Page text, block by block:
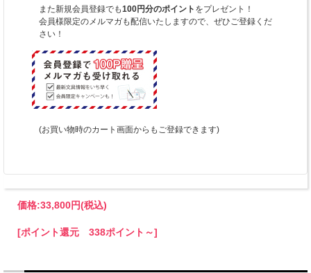
また新規会員登録でも100円分のポイント をプレゼント！
会員様限定のメルマガも配信いたしますので、ぜひご登録くだ
さい！
(お買い物時のカート画面からもご登録できます)
価格:33,800円(税込)
[ポイント還元 338ポイント～]